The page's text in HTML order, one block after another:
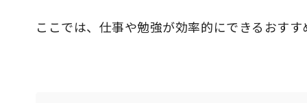
ここでは、仕事や勉強が効率的にできるおすす